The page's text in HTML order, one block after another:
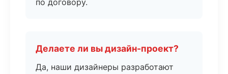
по договору.
Делаете ли вы дизайн-проект?
Да, наши дизайнеры разработают